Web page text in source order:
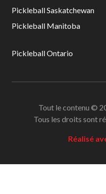
programme
Avantages pour les
membres
Pickleball Saskatchewan
Pickleball Manitoba
Pickleball Ontario
Tout le contenu ©
Tous les droits sont
Réalisé